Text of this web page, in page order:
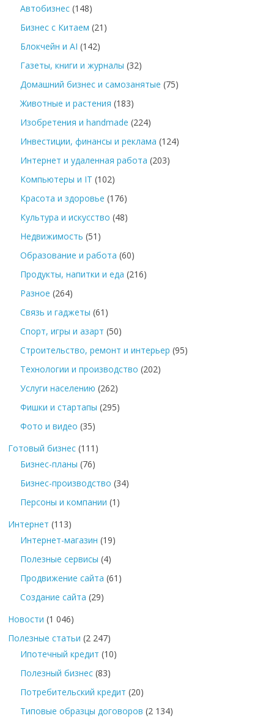
Автобизнес (148)
Бизнес с Китаем (21)
Блокчейн и AI (142)
Газеты, книги и журналы (32)
Домашний бизнес и самозанятые (75)
Животные и растения (183)
Изобретения и handmade (224)
Инвестиции, финансы и реклама (124)
Интернет и удаленная работа (203)
Компьютеры и IT (102)
Красота и здоровье (176)
Культура и искусство (48)
Недвижимость (51)
Образование и работа (60)
Продукты, напитки и еда (216)
Разное (264)
Связь и гаджеты (61)
Спорт, игры и азарт (50)
Строительство, ремонт и интерьер (95)
Технологии и производство (202)
Услуги населению (262)
Фишки и стартапы (295)
Фото и видео (35)
Готовый бизнес (111)
Бизнес-планы (76)
Бизнес-производство (34)
Персоны и компании (1)
Интернет (113)
Интернет-магазин (19)
Полезные сервисы (4)
Продвижение сайта (61)
Создание сайта (29)
Новости (1 046)
Полезные статьи (2 247)
Ипотечный кредит (10)
Полезный бизнес (83)
Потребительский кредит (20)
Типовые образцы договоров (2 134)